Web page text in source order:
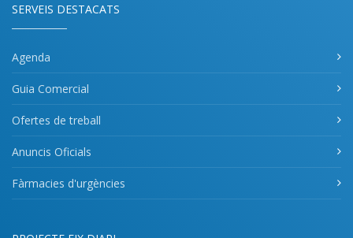
SERVEIS DESTACATS
Agenda
Guia Comercial
Ofertes de treball
Anuncis Oficials
Fàrmacies d'urgències